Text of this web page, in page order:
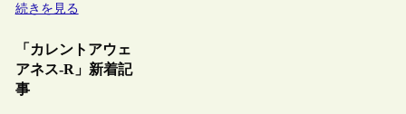
続きを見る
「カレントアウェ
アネス-R」新着記
事